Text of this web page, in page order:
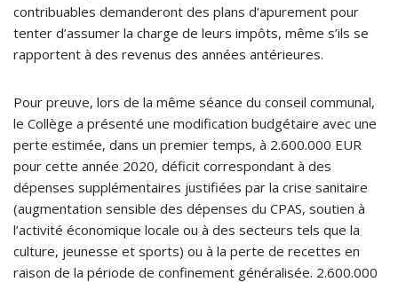
contribuables demanderont des plans d’apurement pour
tenter d’assumer la charge de leurs impôts, même s’ils se
rapportent à des revenus des années antérieures.
Pour preuve, lors de la même séance du conseil communal,
le Collège a présenté une modification budgétaire avec une
perte estimée, dans un premier temps, à 2.600.000 EUR
pour cette année 2020, déficit correspondant à des
dépenses supplémentaires justifiées par la crise sanitaire
(augmentation sensible des dépenses du CPAS, soutien à
l’activité économique locale ou à des secteurs tels que la
culture, jeunesse et sports) ou à la perte de recettes en
raison de la période de confinement généralisée. 2.600.000